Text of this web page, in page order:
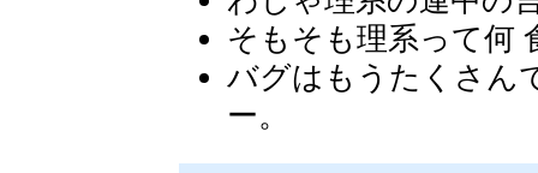
そもそも理系って何
バグはもうたくさん
ー。